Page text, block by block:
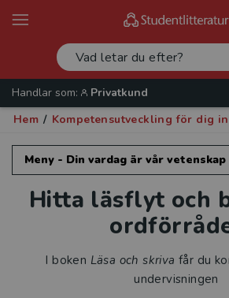
Handlar som:
Privatkund
Hem / Kompetensutveckling för dig
Meny - Din vardag är vår vetenskap
Din vardag är vår vetenskap
Kompetensutveckling för dig
Kompetensutveckling för dig
Hitta läsflyt och
I boken Läsa och skriva får du
undervisningen